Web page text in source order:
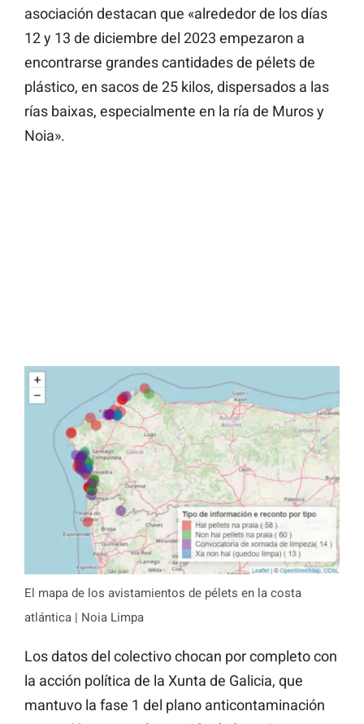
asociación destacan que «alrededor de los días
12 y 13 de diciembre del 2023 empezaron a
encontrarse grandes cantidades de pélets de
plástico, en sacos de 25 kilos, dispersados a las
rías baixas, especialmente en la ría de Muros y
Noia».
El mapa de los avistamientos de pélets en la costa
atlántica | Noia Limpa
Los datos del colectivo chocan por completo con
la acción política de la Xunta de Galicia, que
mantuvo la fase 1 del plano anticontaminación